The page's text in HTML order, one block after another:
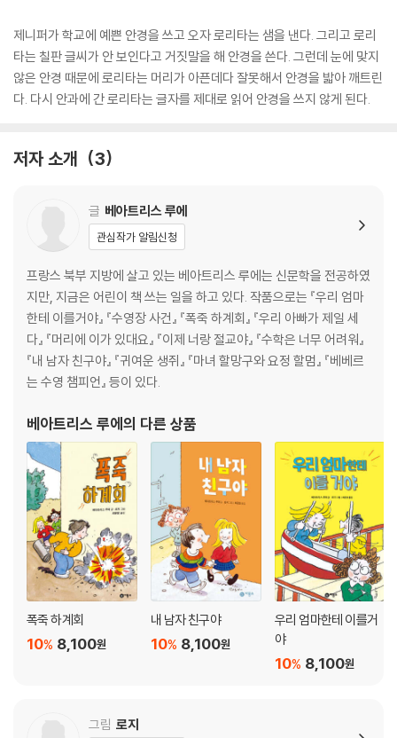
제니퍼가 학교에 예쁜 안경을 쓰고 오자 로리타는 샘을 낸다. 그리고 로리
타는 칠판 글씨가 안 보인다고 거짓말을 해 안경을 쓴다. 그런데 눈에 맞지
않은 안경 때문에 로리타는 머리가 아픈데다 잘못해서 안경을 밟아 깨트린
다. 다시 안과에 간 로리타는 글자를 제대로 읽어 안경을 쓰지 않게 된다.
저자 소개 3
글 베아트리스 루에
관심작가 알림신청
프랑스 북부 지방에 살고 있는 베아트리스 루에는 신문학을 전공하였
지만, 지금은 어린이 책 쓰는 일을 하고 있다. 작품으로는 『우리 엄마
한테 이를거야』 『수영장 사건』 『폭죽 하계회』 『우리 아빠가 제일 세
다』 『머리에 이가 있대요』 『이제 너랑 절교야』 『수학은 너무 어려워』
『내 남자 친구야』 『귀여운 생쥐』 『마녀 할망구와 요정 할멈』 『베베르
는 수영 챔피언』 등이 있다.
베아트리스 루에의 다른 상품
폭죽 하계회
8,100원
10%
내 남자 친구야
8,100원
10%
우리 엄마한테 이를거
야
8,100원
10%
그림 로지